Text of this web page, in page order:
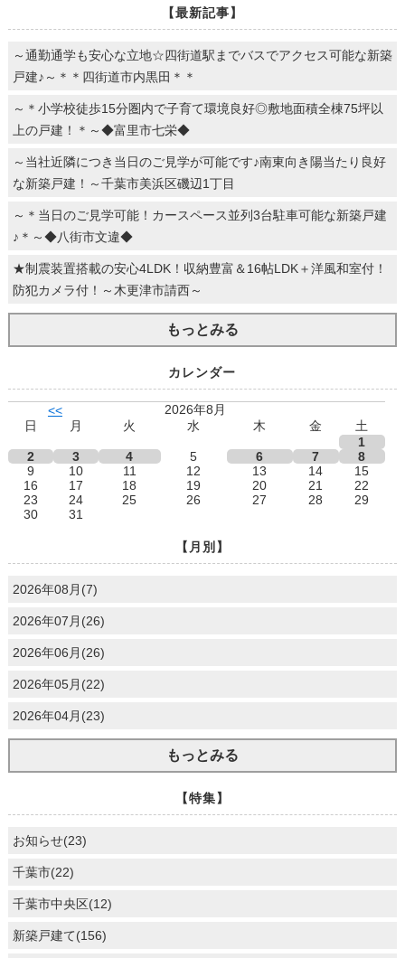
【最新記事】
～通勤通学も安心な立地☆四街道駅までバスでアクセス可能な新築
戸建♪～＊＊四街道市内黒田＊＊
～＊小学校徒歩15分圏内で子育て環境良好◎敷地面積全棟75坪以
上の戸建！＊～◆富里市七栄◆
～当社近隣につき当日のご見学が可能です♪南東向き陽当たり良好
な新築戸建！～千葉市美浜区磯辺1丁目
～＊当日のご見学可能！カースペース並列3台駐車可能な新築戸建
♪＊～◆八街市文違◆
★制震装置搭載の安心4LDK！収納豊富＆16帖LDK＋洋風和室付！
防犯カメラ付！～木更津市請西～
もっとみる
カレンダー
<<
2026年8月
日
月 火 水 木 金
土
1
2
3 4 5 6 7
8
9
10 11 12 13 14
15
16
17 18 19 20 21
22
23
24 25 26 27 28
29
30
31
【月別】
2026年08月(7)
2026年07月(26)
2026年06月(26)
2026年05月(22)
2026年04月(23)
もっとみる
【特集】
お知らせ(23)
千葉市(22)
千葉市中央区(12)
新築戸建て(156)